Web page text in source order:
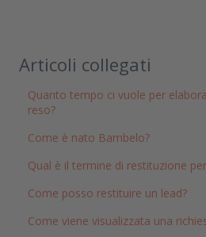
Articoli collegati
Quanto tempo ci vuole per
reso?
Come è nato Bambelo?
Qual è il termine di restituzione
Come posso restituire un lead?
Come viene visualizzata una